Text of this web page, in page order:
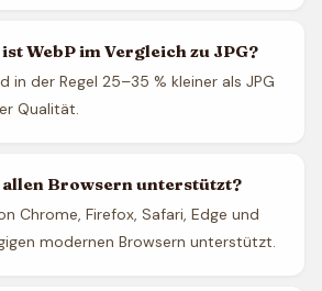
WebP im Vergleich zu JPG?
in der Regel 25–35 % kleiner als JPG
Qualität.
allen Browsern unterstützt?
Chrome, Firefox, Safari, Edge und
modernen Browsern unterstützt.